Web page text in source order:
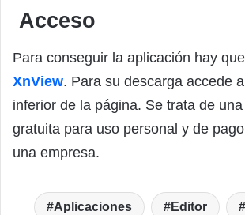
Acceso
Para conseguir la aplicación hay
XnView. Para su descarga accede
inferior de la página. Se trata de
gratuita para uso personal y de
una empresa.
Aplicaciones Editor